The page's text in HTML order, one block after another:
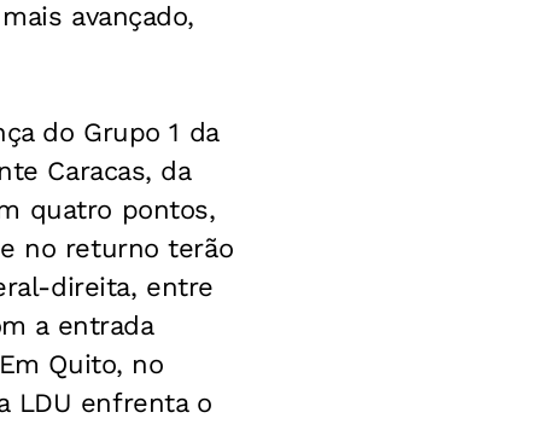
avançado,
do Grupo 1 da
Caracas, da
quatro pontos,
no returno terão
direita, entre
a entrada
Quito, no
LDU enfrenta o